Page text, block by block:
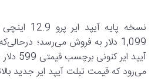
نسخه‌ پایه‌
1,099 دلار به فروش می‌رسد؛
آیپد
می‌رود که قیمت تبلت آیپد ایر جدید بالاتر از 599